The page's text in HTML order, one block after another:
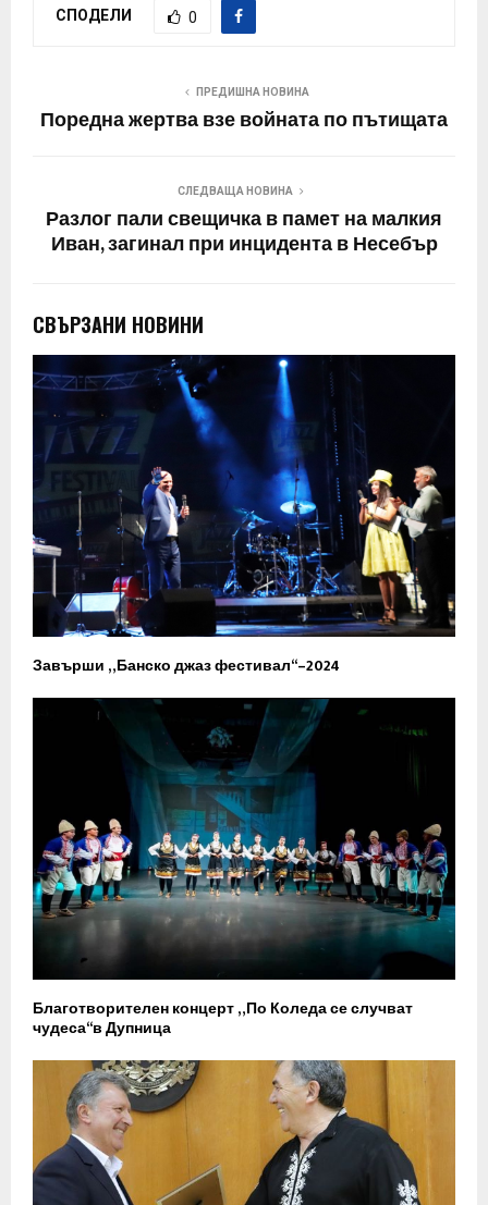
СПОДЕЛИ 0
ПРЕДИШНА НОВИНА
Поредна жертва взе войната по пътищата
СЛЕДВАЩА НОВИНА
Разлог пали свещичка в памет на малкия
Иван, загинал при инцидента в Несебър
СВЪРЗАНИ НОВИНИ
Завърши „Банско джаз фестивал“–2024
Благотворителен концерт „По Коледа се случват
чудеса“в Дупница